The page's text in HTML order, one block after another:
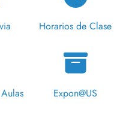
Horarios de Clase
Expon@US